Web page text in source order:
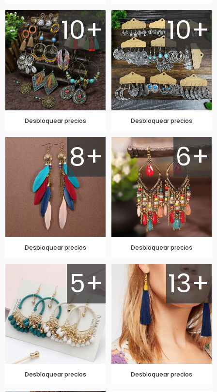
10+
Desbloquear precios
10+
Desbloquear precios
8+
Desbloquear precios
6+
Desbloquear precios
5+
Desbloquear precios
13+
Desbloquear precios